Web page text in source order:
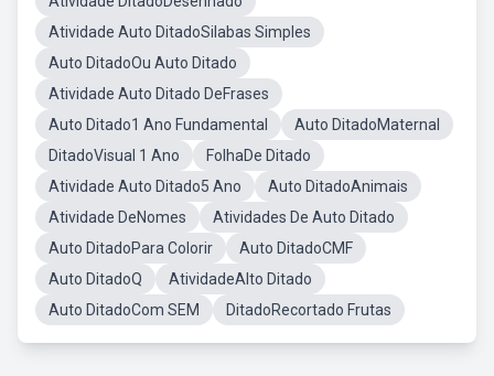
Atividade Auto DitadoSilabas Simples
Auto DitadoOu Auto Ditado
Atividade Auto Ditado DeFrases
Auto Ditado1 Ano Fundamental
Auto DitadoMaternal
DitadoVisual 1 Ano
FolhaDe Ditado
Atividade Auto Ditado5 Ano
Auto DitadoAnimais
Atividade DeNomes
Atividades De Auto Ditado
Auto DitadoPara Colorir
Auto DitadoCMF
Auto DitadoQ
AtividadeAlto Ditado
Auto DitadoCom SEM
DitadoRecortado Frutas